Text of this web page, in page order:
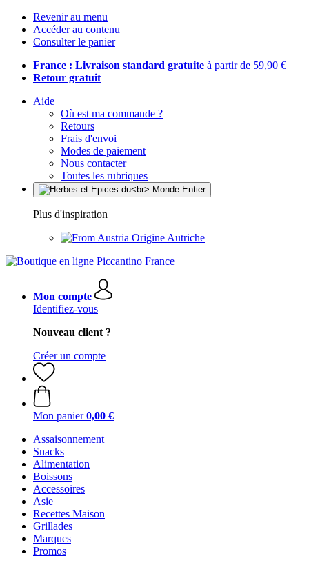
Revenir au menu
Accéder au contenu
Consulter le panier
France : Livraison standard gratuite à partir de 59,90 €
Retour gratuit
Aide
Où est ma commande ?
Retours
Frais d'envoi
Modes de paiement
Nous contacter
Toutes les rubriques
Plus d'inspiration
Origine Autriche
Mon compte
Identifiez-vous
Nouveau client ?
Créer un compte
Mon panier 0,00 €
Assaisonnement
Snacks
Alimentation
Boissons
Accessoires
Asie
Recettes Maison
Grillades
Marques
Promos